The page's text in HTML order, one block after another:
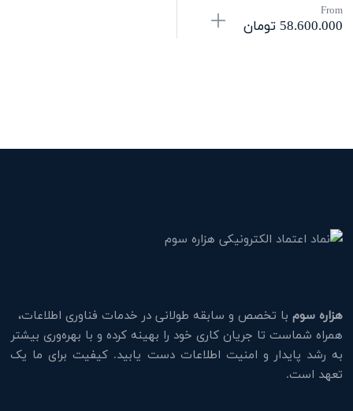
From
58.600.000 تومان
هزاره سوم با تخصص و سابقه طولانی در خدمات فناوری اطلاعات،
همراه شماست تا جریان کاری خود را بهینه کرده و با بهره‌وری بیشتر
به رشد پایدار و امنیت اطلاعات دست یابید. کیفیت برای ما یک
تعهد است.